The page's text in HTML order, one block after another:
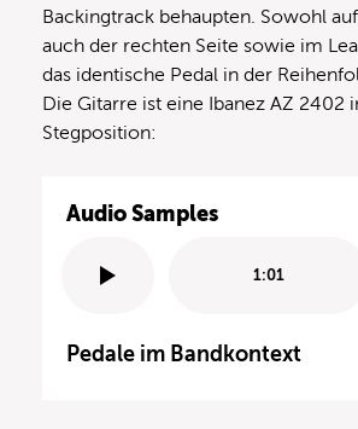
Backingtrack behaupten. Sowohl
auch der rechten Seite sowie im
das identische Pedal in der
Die Gitarre ist eine Ibanez AZ 2402
Stegposition:
Audio Samples
1:01
Pedale im Bandkontext